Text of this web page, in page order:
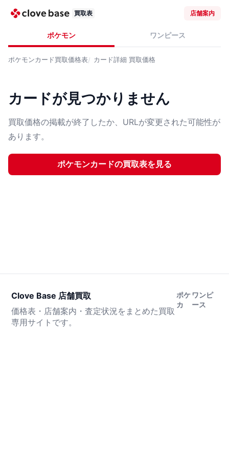
買取表 店舗案内
ポケモン ワンピース
ポケモンカード買取価格表 カード詳細 買取価格
カードが見つかりません
買取価格の掲載が終了したか、URLが変更された可能性が
あります。
ポケモンカードの買取表を見る
Clove Base 店舗買取
価格表・店舗案内・査定状況をまとめた買取
専用サイトです。
ポケ
カ
ワンピ
ース